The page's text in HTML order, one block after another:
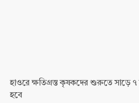
হাওরে ক্ষতিগ্রস্ত কৃষকদের শুরুতে সাড়ে ৭
হবে